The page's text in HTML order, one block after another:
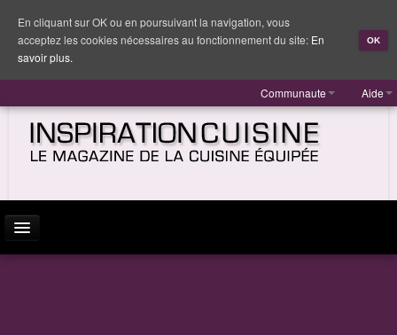
Communaute Aide
En cliquant sur OK ou en poursuivant la navigation, vous
acceptez les cookies nécessaires au fonctionnement du site: En
savoir plus.
OK